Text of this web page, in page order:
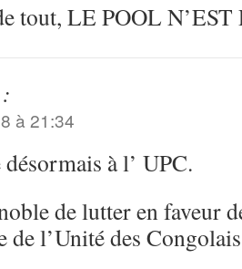
tout, LE POOL N’EST
à 21:34
désormais à l’ UPC.
de lutter en faveur
de l’Unité des